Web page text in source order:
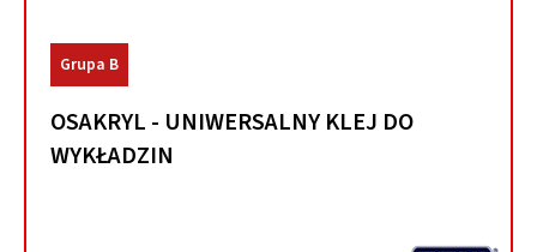
Grupa B
OSAKRYL - UNIWERSALNY KLEJ DO
WYKŁADZIN